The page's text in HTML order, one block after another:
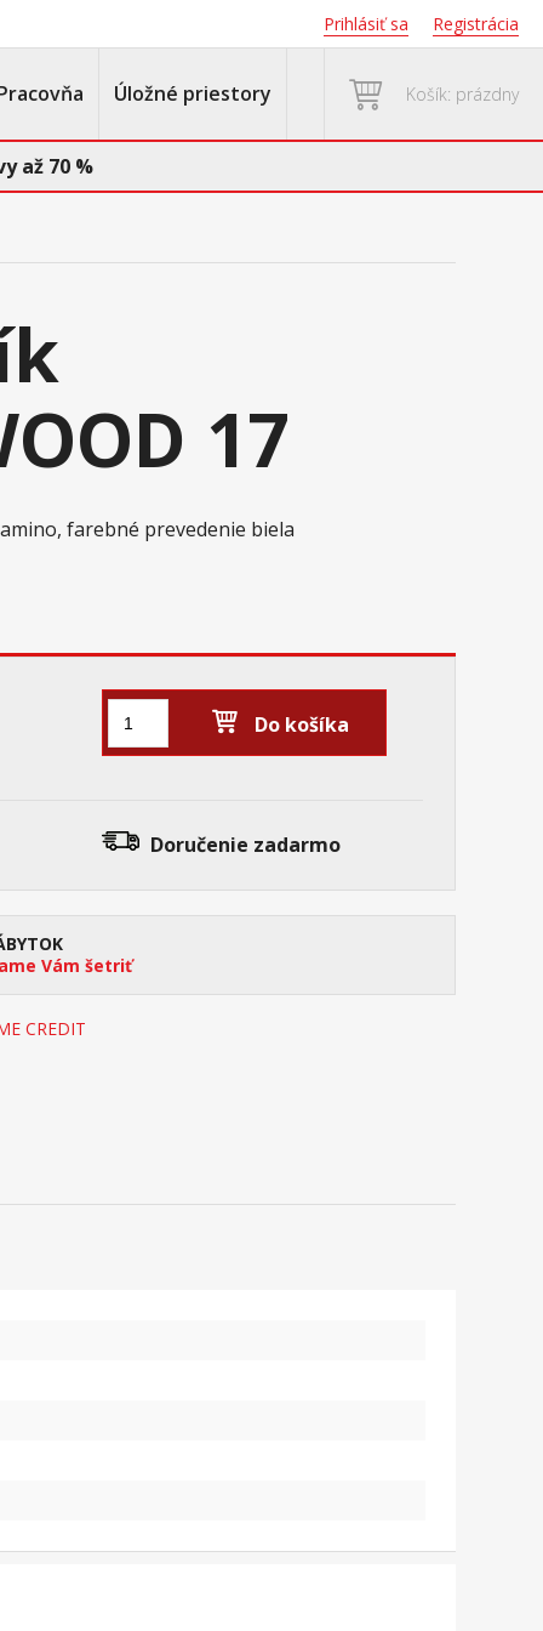
Prihlásiť sa Registrácia
Úložné priestory Košík: prázdny
až 70 %
17
farebné prevedenie biela
Do košíka
Doručenie zadarmo
Vám šetriť
CREDIT